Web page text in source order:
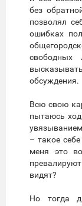
без
позволял
ошибках
свободных
обсуждения.
Всю свою
пытаюсь
– такое
меня это
видят?
Но тогда